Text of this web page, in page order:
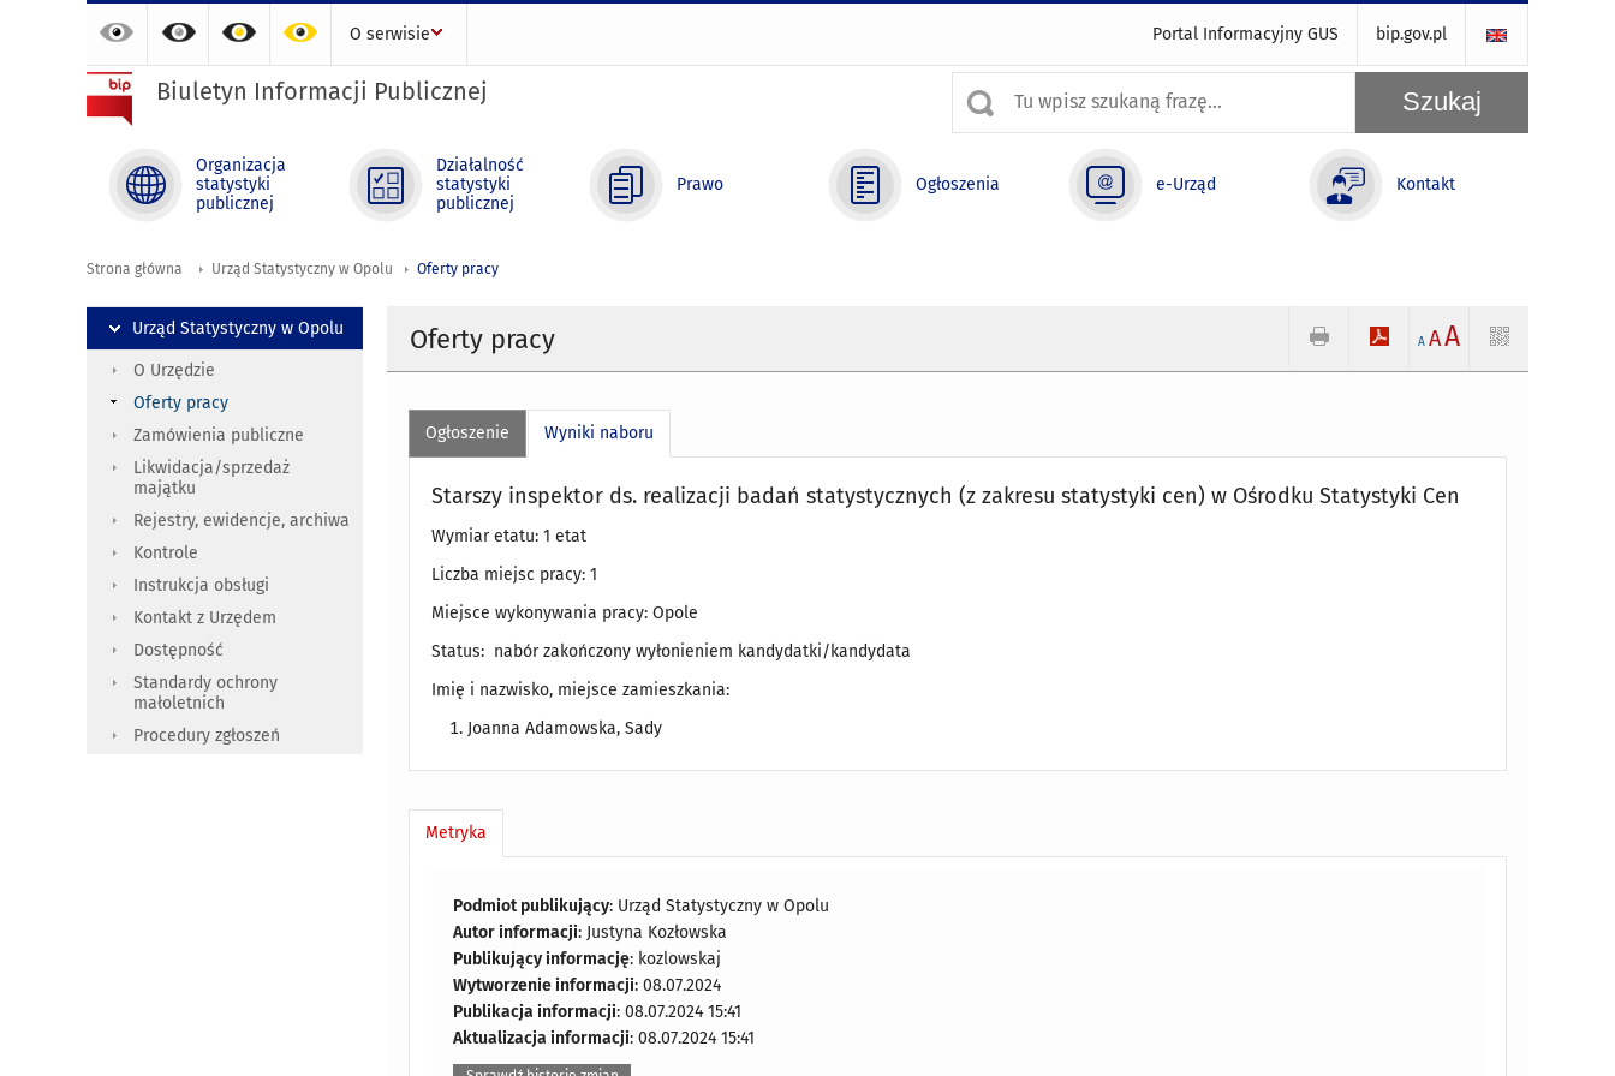
Portal Informacyjny GUS bip.gov.pl
O serwisie
Biuletyn Informacji Publicznej
Organizacja
statystyki
publicznej
Działalność
statystyki
publicznej
Prawo Ogłoszenia e-Urząd Kontakt
Strona główna Urząd Statystyczny w Opolu Oferty pracy
Oferty pracy A AA
Ogłoszenie Wyniki naboru
Starszy inspektor ds. realizacji badań statystycznych (z zakresu statystyki cen) w Ośrodku Statystyki Cen
Wymiar etatu: 1 etat
Liczba miejsc pracy: 1
Miejsce wykonywania pracy:Opole
Status: nabór zakończony wyłonieniem kandydatki/kandydata
Imię i nazwisko, miejsce zamieszkania:
Joanna Adamowska, Sady
Metryka
Podmiot publikujący: Urząd Statystyczny w Opolu
Autor informacji: Justyna Kozłowska
Publikujący informację: kozlowskaj
Wytworzenie informacji: 08.07.2024
Publikacja informacji: 08.07.2024 15:41
Aktualizacja informacji: 08.07.2024 15:41
Urząd Statystyczny w Opolu
O Urzędzie
Oferty pracy
Zamówienia publiczne
Likwidacja/sprzedaż
majątku
Rejestry, ewidencje, archiwa
Kontrole
Instrukcja obsługi
Kontakt z Urzędem
Dostępność
Standardy ochrony
małoletnich
Procedury zgłoszeń